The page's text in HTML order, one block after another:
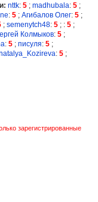
nttk: 5 ; madhubala: 5 ;
: 5 ; Агибалов Олег: 5 ;
; semenytch48: 5 ; : 5 ;
Колмыков: 5 ;
: 5 ; писуля: 5 ;
: 5 ;
зарегистрированные